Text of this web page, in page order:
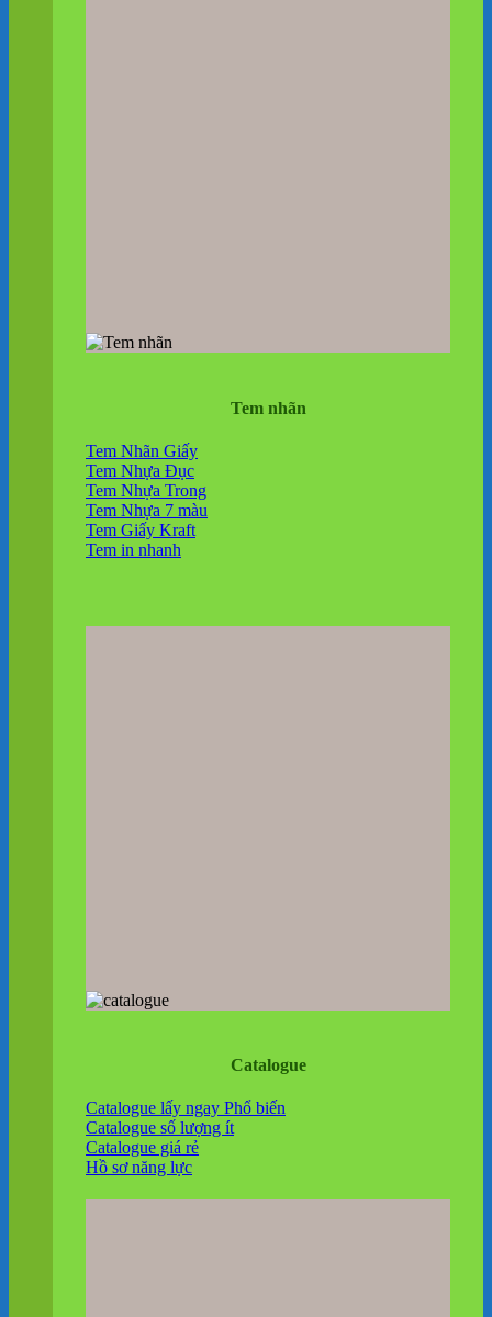
Tem nhãn
Tem Nhãn Giấy
Tem Nhựa Đục
Tem Nhựa Trong
Tem Nhựa 7 màu
Tem Giấy Kraft
Tem in nhanh
Catalogue
Catalogue lấy ngay
Catalogue số lượng ít
Catalogue giá rẻ
Hồ sơ năng lực